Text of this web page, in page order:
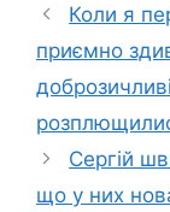
Коли я
приємно
Сергій
що у них